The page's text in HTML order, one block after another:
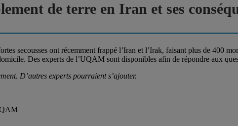
de terre en Iran et ses
secousses ont récemment frappé l’Iran et l’Irak, faisant plus de 400
Des experts de l’UQAM sont disponibles afin de répondre aux
D’autres experts pourraient s’ajouter.